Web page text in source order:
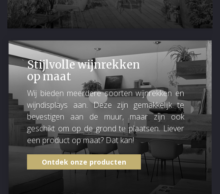
Stijlvolle wijnrekken
op maat
Wij bieden meerdere soorten wijnrekken en
wijndisplays aan. Deze zijn gemakkelijk te
bevestigen aan de muur, maar zijn ook
geschikt om op de grond te plaatsen. Liever
een product op maat? Dat kan!
Ontdek onze producten